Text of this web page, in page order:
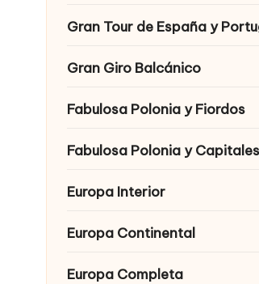
Gran Tour de España y
Gran Giro Balcánico
Fabulosa Polonia y Fiordos
Fabulosa Polonia y
Europa Interior
Europa Continental
Europa Completa